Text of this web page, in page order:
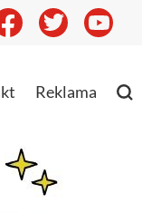
Reklama